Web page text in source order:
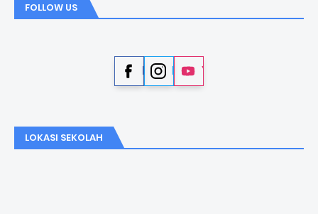
FOLLOW US
FacebookInstagramYouTube
LOKASI SEKOLAH